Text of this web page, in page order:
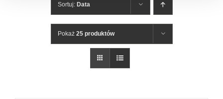
Sortuj: Data
Pokaż 25 produktów